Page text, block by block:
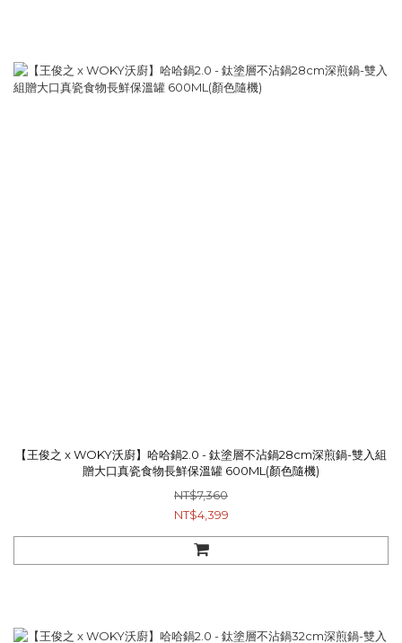
【王俊之 x WOKY沃廚】哈哈鍋2.0 - 鈦塗層不沾鍋28cm深煎鍋-雙入組
贈大口真瓷食物長鮮保溫罐 600ML(顏色隨機)
NT$7,360
NT$4,399